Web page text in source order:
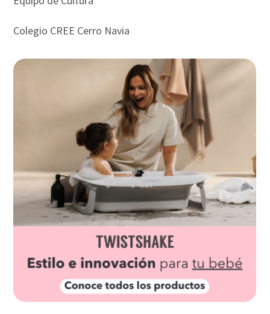
Colegio CREE Cerro Navia